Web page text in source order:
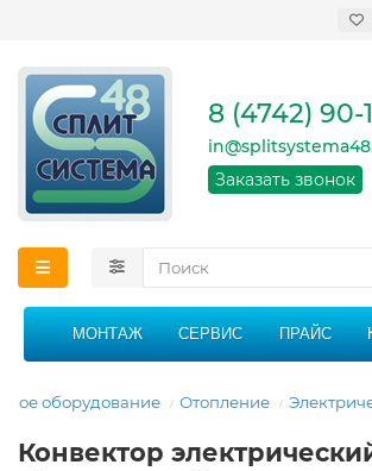
кондиционеров в
области
График работы: 9:00 -
21:00 без перерыва и
8 (4742) 90-
Заказать звонок
МОНТАЖ СЕРВИС ПРАЙС
оборудование Отопление
Конвектор